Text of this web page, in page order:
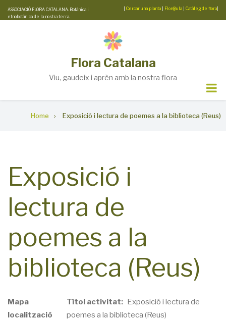
Skip
to
ASSOCIACIÓ FLORA CATALANA. Botànica i
etnobotànica de la nostra terra.
Cercar una planta Flor@ula Catàleg de flora
Flora Catalana
Viu, gaudeix i aprèn amb la nostra flora
Home Exposició i lectura de poemes a la biblioteca (Reus)
Exposició i
lectura de
poemes a la
biblioteca (Reus)
Mapa
localització
Títol activitat
Exposició i lectura de
poemes a la biblioteca (Reus)